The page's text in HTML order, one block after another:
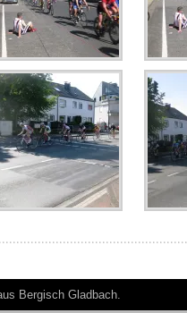
Bergisch Gladbach.